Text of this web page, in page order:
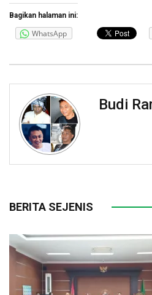
Bagikan halaman ini:
WhatsApp
Budi
BERITA SEJENIS